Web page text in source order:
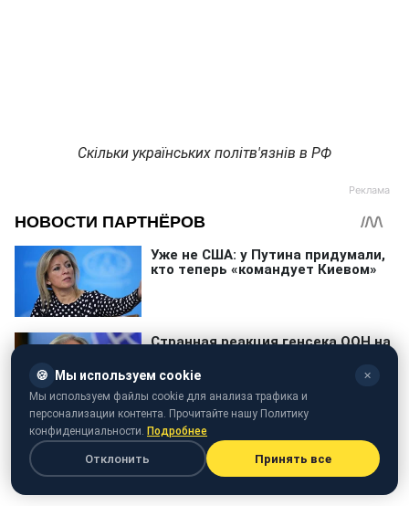
Скільки українських політв'язнів в РФ
🍪 Мы используем cookie ✕
Мы используем файлы cookie для анализа трафика и
персонализации контента. Прочитайте нашу Политику
конфиденциальности. Подробнее
Отклонить Принять все